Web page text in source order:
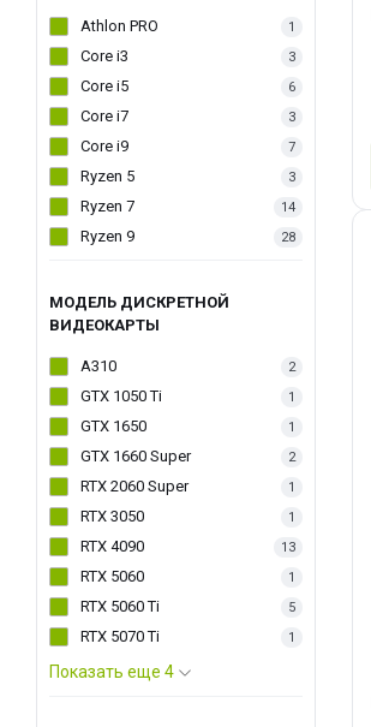
Athlon PRO 1
Core i3 3
Core i5 6
Core i7 3
Core i9 7
Ryzen 5 3
Ryzen 7 14
Ryzen 9 28
МОДЕЛЬ ДИСКРЕТНОЙ
ВИДЕОКАРТЫ
A310 2
GTX 1050 Ti 1
GTX 1650 1
GTX 1660 Super 2
RTX 2060 Super 1
RTX 3050 1
RTX 4090 13
RTX 5060 1
RTX 5060 Ti 5
RTX 5070 Ti 1
Показать еще 4